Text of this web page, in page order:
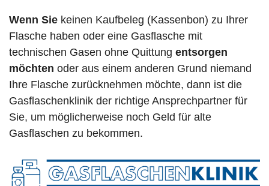
Wenn Sie keinen Kaufbeleg (Kassenbon) zu Ihrer
Flasche haben oder eine Gasflasche mit
technischen Gasen ohne Quittung entsorgen
möchten oder aus einem anderen Grund niemand
Ihre Flasche zurücknehmen möchte, dann ist die
Gasflaschenklinik der richtige Ansprechpartner für
Sie, um möglicherweise noch Geld für alte
Gasflaschen zu bekommen.